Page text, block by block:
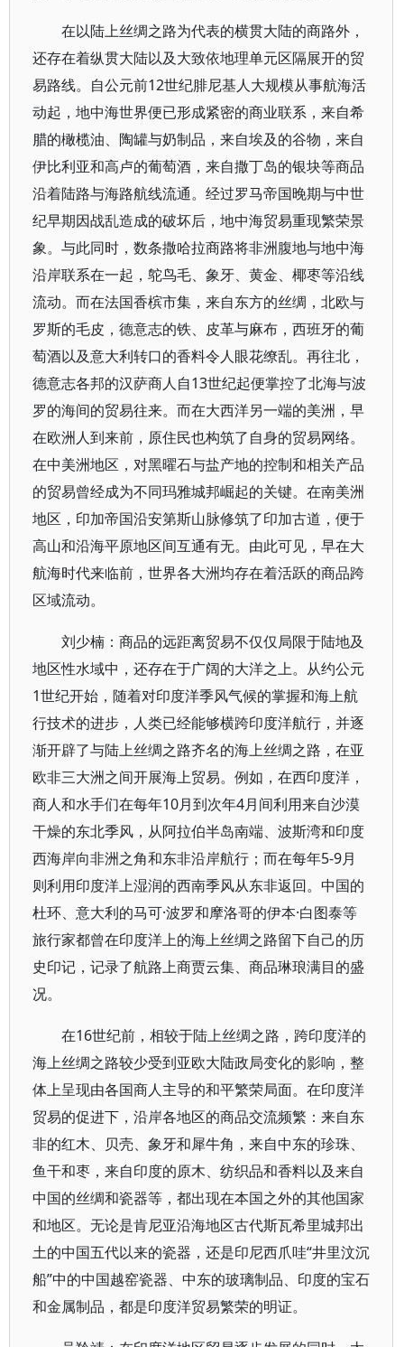
在以陆上丝绸之路为代表的横贯大陆的商路外，
还存在着纵贯大陆以及大致依地理单元区隔展开的贸
易路线。自公元前12世纪腓尼基人大规模从事航海活
动起，地中海世界便已形成紧密的商业联系，来自希
腊的橄榄油、陶罐与奶制品，来自埃及的谷物，来自
伊比利亚和高卢的葡萄酒，来自撒丁岛的银块等商品
沿着陆路与海路航线流通。经过罗马帝国晚期与中世
纪早期因战乱造成的破坏后，地中海贸易重现繁荣景
象。与此同时，数条撒哈拉商路将非洲腹地与地中海
沿岸联系在一起，鸵鸟毛、象牙、黄金、椰枣等沿线
流动。而在法国香槟市集，来自东方的丝绸，北欧与
罗斯的毛皮，德意志的铁、皮革与麻布，西班牙的葡
萄酒以及意大利转口的香料令人眼花缭乱。再往北，
德意志各邦的汉萨商人自13世纪起便掌控了北海与波
罗的海间的贸易往来。而在大西洋另一端的美洲，早
在欧洲人到来前，原住民也构筑了自身的贸易网络。
在中美洲地区，对黑曜石与盐产地的控制和相关产品
的贸易曾经成为不同玛雅城邦崛起的关键。在南美洲
地区，印加帝国沿安第斯山脉修筑了印加古道，便于
高山和沿海平原地区间互通有无。由此可见，早在大
航海时代来临前，世界各大洲均存在着活跃的商品跨
区域流动。
刘少楠：商品的远距离贸易不仅仅局限于陆地及
地区性水域中，还存在于广阔的大洋之上。从约公元
1世纪开始，随着对印度洋季风气候的掌握和海上航
行技术的进步，人类已经能够横跨印度洋航行，并逐
渐开辟了与陆上丝绸之路齐名的海上丝绸之路，在亚
欧非三大洲之间开展海上贸易。例如，在西印度洋，
商人和水手们在每年10月到次年4月间利用来自沙漠
干燥的东北季风，从阿拉伯半岛南端、波斯湾和印度
西海岸向非洲之角和东非沿岸航行；而在每年5-9月
则利用印度洋上湿润的西南季风从东非返回。中国的
杜环、意大利的马可·波罗和摩洛哥的伊本·白图泰等
旅行家都曾在印度洋上的海上丝绸之路留下自己的历
史印记，记录了航路上商贾云集、商品琳琅满目的盛
况。
在16世纪前，相较于陆上丝绸之路，跨印度洋的
海上丝绸之路较少受到亚欧大陆政局变化的影响，整
体上呈现由各国商人主导的和平繁荣局面。在印度洋
贸易的促进下，沿岸各地区的商品交流频繁：来自东
非的红木、贝壳、象牙和犀牛角，来自中东的珍珠、
鱼干和枣，来自印度的原木、纺织品和香料以及来自
中国的丝绸和瓷器等，都出现在本国之外的其他国家
和地区。无论是肯尼亚沿海地区古代斯瓦希里城邦出
土的中国五代以来的瓷器，还是印尼西爪哇“井里汶沉
船”中的中国越窑瓷器、中东的玻璃制品、印度的宝石
和金属制品，都是印度洋贸易繁荣的明证。